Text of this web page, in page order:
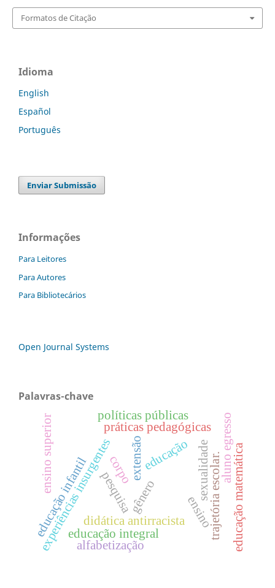
Formatos de Citação
Idioma
English
Español
Português
Enviar Submissão
Informações
Para Leitores
Para Autores
Para Bibliotecários
Open Journal Systems
Palavras-chave
educação
corpo
ensino
pesquisa
extensão
práticas pedagógicas
didática antirracista
experiências insurgentes
educação infantileducação integral
políticas públicas
trajetória escolar.
ensino superior aluno egresso
alfabetização
gênero sexualidade educação matemática